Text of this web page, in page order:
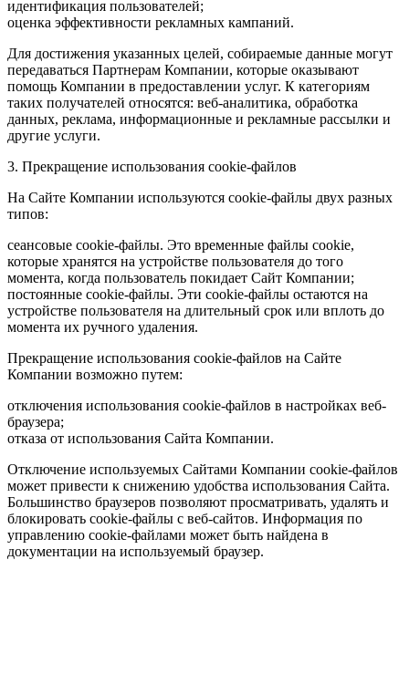
идентификация пользователей;
оценка эффективности рекламных кампаний.
Для достижения указанных целей, собираемые данные могут
передаваться Партнерам Компании, которые оказывают
помощь Компании в предоставлении услуг. К категориям
таких получателей относятся: веб-аналитика, обработка
данных, реклама, информационные и рекламные рассылки и
другие услуги.
3. Прекращение использования cookie-файлов
На Сайте Компании используются cookie-файлы двух разных
типов:
сеансовые cookie-файлы. Это временные файлы cookie,
которые хранятся на устройстве пользователя до того
момента, когда пользователь покидает Сайт Компании;
постоянные cookie-файлы. Эти cookie-файлы остаются на
устройстве пользователя на длительный срок или вплоть до
момента их ручного удаления.
Прекращение использования cookie-файлов на Сайте
Компании возможно путем:
отключения использования cookie-файлов в настройках веб-
браузера;
отказа от использования Сайта Компании.
Отключение используемых Сайтами Компании cookie-файлов
может привести к снижению удобства использования Сайта.
Большинство браузеров позволяют просматривать, удалять и
блокировать cookie-файлы c веб-сайтов. Информация по
управлению cookie-файлами может быть найдена в
документации на используемый браузер.